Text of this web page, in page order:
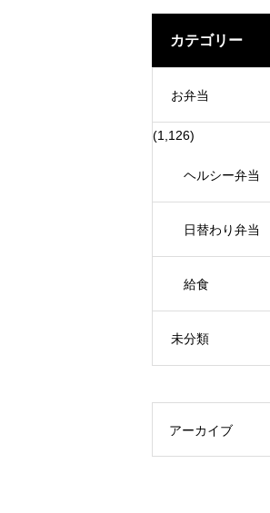
カテゴリー
お弁当
(1,126)
ヘルシー弁当
日替わり弁当
給食
未分類
アーカイブ